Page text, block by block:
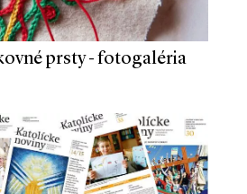
prsty - fotogaléria